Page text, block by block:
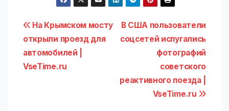
Навигация
по
записям
В США пользователи
соцсетей испугались
фотографий
советского
реактивного поезда |
VseTime.ru
На Крымском мосту
открыли проезд для
автомобилей |
VseTime.ru